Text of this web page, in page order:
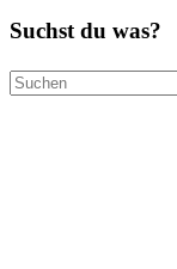
Suchst du was?